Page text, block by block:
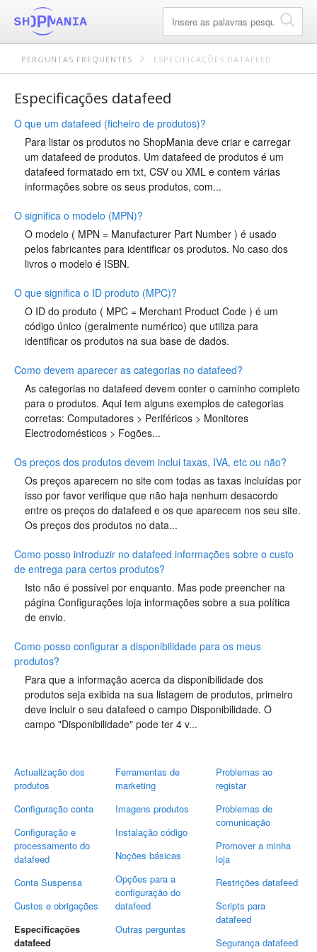
PERGUNTAS FREQUENTES ESPECIFICAÇÕES DATAFEED
Actualização dos
produtos
Configuração conta
Configuração e
processamento do
datafeed
Conta Suspensa
Custos e obrigações
Especificações
datafeed
Ferramentas de
marketing
Imagens produtos
Instalação código
Noções básicas
Opções para a
configuração do
datafeed
Outras perguntas
Problemas ao
registar
Problemas de
comunicação
Promover a minha
loja
Restrições datafeed
Scripts para
datafeed
Segurança datafeed
Especificações datafeed
O que um datafeed (ficheiro de produtos)?
Para listar os produtos no ShopMania deve criar e carregar
um datafeed de produtos. Um datafeed de produtos é um
datafeed formatado em txt, CSV ou XML e contem várias
informações sobre os seus produtos, com...
O significa o modelo (MPN)?
O modelo ( MPN = Manufacturer Part Number ) é usado
pelos fabricantes para identificar os produtos. No caso dos
livros o modelo é ISBN.
O que significa o ID produto (MPC)?
O ID do produto ( MPC = Merchant Product Code ) é um
código único (geralmente numérico) que utiliza para
identificar os produtos na sua base de dados.
Como devem aparecer as categorias no datafeed?
As categorias no datafeed devem conter o caminho completo
para o produtos. Aqui tem alguns exemplos de categorias
corretas: Computadores > Periféricos > Monitores
Electrodomésticos > Fogões...
Os preços dos produtos devem inclui taxas, IVA, etc ou não?
Os preços aparecem no site com todas as taxas incluídas por
isso por favor verifique que não haja nenhum desacordo
entre os preços do datafeed e os que aparecem nos seu site.
Os preços dos produtos no data...
Como posso introduzir no datafeed informações sobre o custo
de entrega para certos produtos?
Isto não é possível por enquanto. Mas pode preencher na
página Configurações loja informações sobre a sua política
de envio.
Como posso configurar a disponibilidade para os meus
produtos?
Para que a informação acerca da disponibilidade dos
produtos seja exibida na sua listagem de produtos, primeiro
deve incluir o seu datafeed o campo Disponibilidade. O
campo "Disponibilidade" pode ter 4 v...